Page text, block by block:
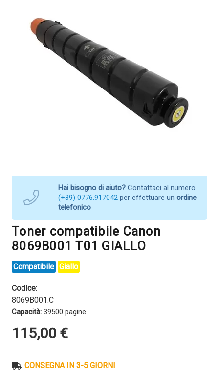
Hai bisogno di aiuto? Contattaci al numero
(+39) 0776.917042 per effettuare un ordine
telefonico
Toner compatibile Canon
8069B001 T01 GIALLO
Compatibile Giallo
Codice:
8069B001.C
Capacità: 39500 pagine
115,00 €
CONSEGNA IN 3-5 GIORNI